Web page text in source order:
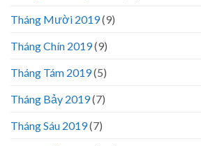
Tháng Mười 2019(9)
Tháng Chín 2019(9)
Tháng Tám 2019(5)
Tháng Bảy 2019(7)
Tháng Sáu 2019(7)